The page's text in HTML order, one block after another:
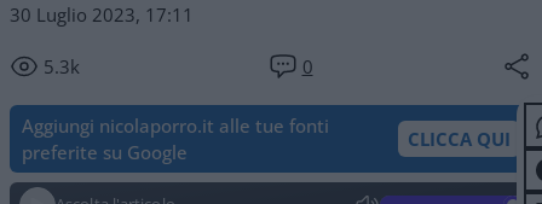
30 Luglio 2023, 17:11
5.3k 0
Aggiungi nicolaporro.it alle tue fonti
preferite su Google
CLICCA QUI